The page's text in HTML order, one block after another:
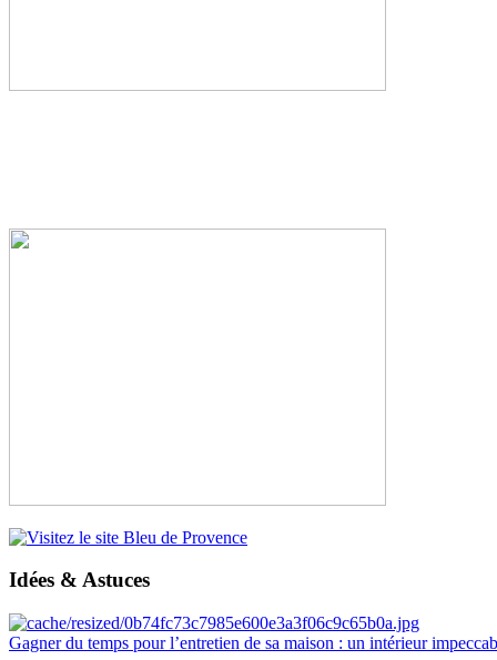
Idées & Astuces
Gagner du temps pour l’entretien de sa maison : un intérieur